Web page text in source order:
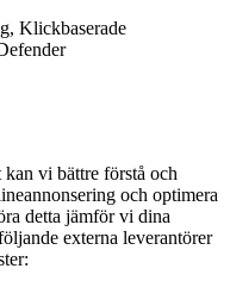
Klickbaserade
kan vi bättre förstå och
och optimera
detta jämför vi dina
externa leverantörer